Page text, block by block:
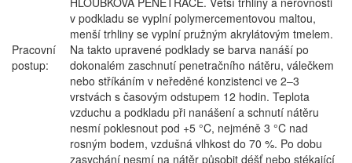
Pracovní
postup:
v podkladu se vyplní polymercementovou maltou,
menší trhliny se vyplní pružným akrylátovým tmelem.
Na takto upravené podklady se barva nanáší po
dokonalém zaschnutí penetračního nátěru, válečkem
nebo stříkáním v neředěné konzistenci ve 2–3
vrstvách s časovým odstupem 12 hodin. Teplota
vzduchu a podkladu při nanášení a schnutí nátěru
nesmí poklesnout pod +5 °C, nejméně 3 °C nad
rosným bodem, vzdušná vlhkost do 70 %. Po dobu
zasychání nesmí na nátěr působit déšť nebo stékající